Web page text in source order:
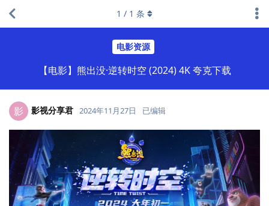
电影资源
【电影】熊出没·逆转时空 (2024) 4K 夸克下载
1 / 1 条
影 影视分享君 2024年11月27日 已编辑